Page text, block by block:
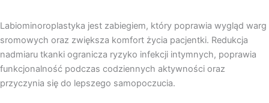
Labiominoroplastyka jest zabiegiem, który poprawia wygląd warg
sromowych oraz zwiększa komfort życia pacjentki. Redukcja
nadmiaru tkanki ogranicza ryzyko infekcji intymnych, poprawia
funkcjonalność podczas codziennych aktywności oraz
przyczynia się do lepszego samopoczucia.